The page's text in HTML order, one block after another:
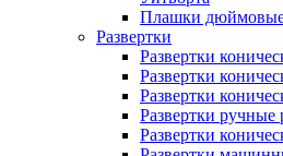
Плашки дюймовые
Развертки
Развертки
Развертки
Развертки
Развертки
Развертки